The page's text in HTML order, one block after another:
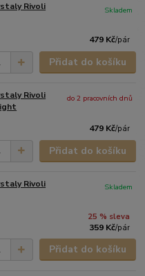
Rivoli
479 Kč/pár
Skladem
Přidat do košíku
Rivoli
479 Kč/pár
do 2 pracovních dnů
Přidat do košíku
Rivoli
25 % sleva
359 Kč/pár
Skladem
Přidat do košíku